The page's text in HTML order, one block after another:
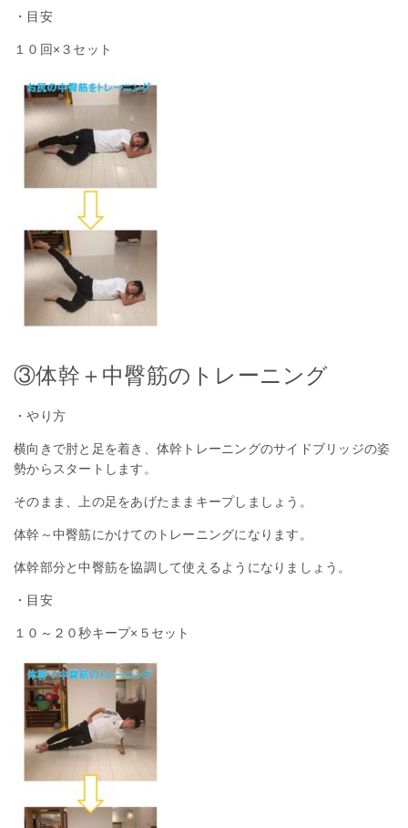
・目安
１０回×３セット
③体幹＋中臀筋のトレーニング
・やり方
横向きで肘と足を着き、体幹トレーニングのサイドブリッジの姿
勢からスタートします。
そのまま、上の足をあげたままキープしましょう。
体幹～中臀筋にかけてのトレーニングになります。
体幹部分と中臀筋を協調して使えるようになりましょう。
・目安
１０～２０秒キープ×５セット